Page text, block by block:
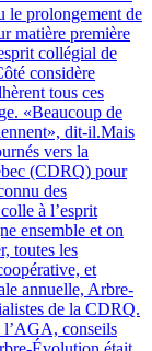
le prolongement de
matière première
collégial de
considère
tous ces
«Beaucoup de
dit-il.Mais
vers la
(CDRQ) pour
des
à l’esprit
ensemble et on
toutes les
et
annuelle, Arbre-
de la CDRQ.
l’AGA, conseils